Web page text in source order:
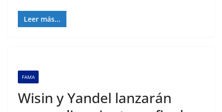
Leer más...
FAMA
Wisin y Yandel lanzarán